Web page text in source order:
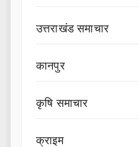
उत्तराखंड समाचार
कानपुर
कृषि समाचार
क्राइम